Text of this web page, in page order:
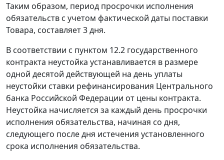
Таким образом, период просрочки исполнения
обязательств с учетом фактической даты поставки
Товара, составляет 3 дня.
В соответствии с пунктом 12.2 государственного
контракта неустойка устанавливается в размере
одной десятой действующей на день уплаты
неустойки ставки рефинансирования Центрального
банка Российской Федерации от цены контракта.
Неустойка начисляется за каждый день просрочки
исполнения обязательства, начиная со дня,
следующего после дня истечения установленного
срока исполнения обязательства.